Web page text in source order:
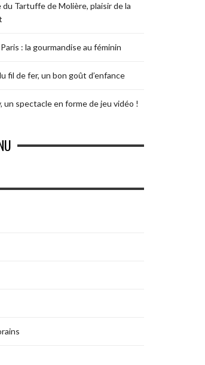
Tartuffe de Molière, plaisir de la
: la gourmandise au féminin
fil de fer, un bon goût d’enfance
un spectacle en forme de jeu vidéo !